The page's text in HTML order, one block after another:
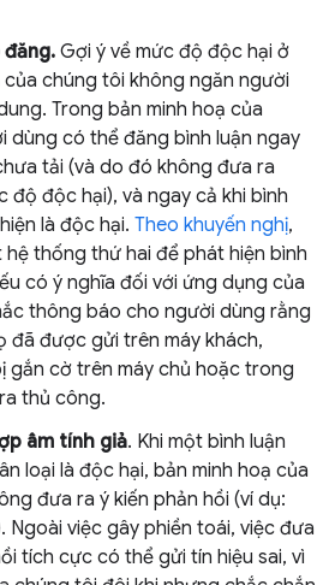
Gợi ý về mức độ độc hại ở
của chúng tôi không ngăn người
Trong bản minh hoạ của
dùng có thể đăng bình luận ngay
tải (và do đó không đưa ra
độ độc hại), và ngay cả khi bình
là độc hại. Theo khuyến nghị,
thống thứ hai để phát hiện bình
có ý nghĩa đối với ứng dụng của
thông báo cho người dùng rằng
đã được gửi trên máy khách,
gắn cờ trên máy chủ hoặc trong
thủ công.
âm tính giả. Khi một bình luận
loại là độc hại, bản minh hoạ của
đưa ra ý kiến phản hồi (ví dụ:
Ngoài việc gây phiền toái, việc đưa
tích cực có thể gửi tín hiệu sai, vì